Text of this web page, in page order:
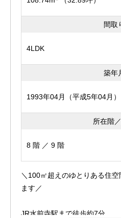
毎日がワクワクと楽しくなり
周りは住環境の整った住みや
小学校や中学校も通いやすい
近くには大きな病院もあるの
安心ですよ。
間取
4LDK
築年
1993年04月（平成5年04月）
所在階
8 階 ／ 9 階
＼100㎡超えのゆとりある住
ます／
JR水前寺駅まで徒歩約7分。